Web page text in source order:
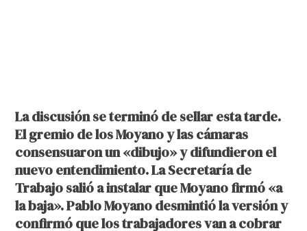
La discusión se terminó de sellar esta tarde.
El gremio de los Moyano y las cámaras
consensuaron un «dibujo» y difundieron el
nuevo entendimiento. La Secretaría de
Trabajo salió a instalar que Moyano firmó «a
la baja». Pablo Moyano desmintió la versión y
confirmó que los trabajadores van a cobrar